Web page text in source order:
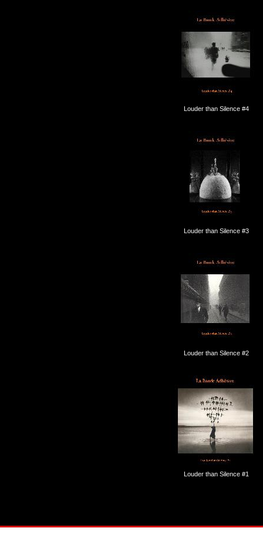
Louder than Silence #4
Louder than Silence #3
Louder than Silence #2
Louder than Silence #1